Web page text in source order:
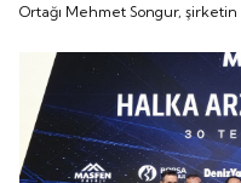
Ortağı Mehmet Songur, şirketin